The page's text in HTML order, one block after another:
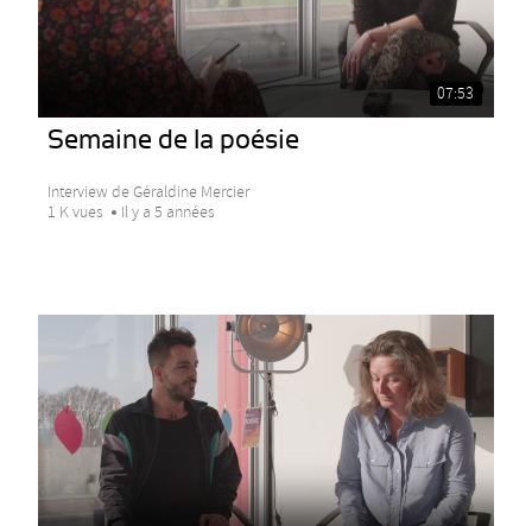
07:53
Semaine de la poésie
Interview de Géraldine Mercier
1 K vues
Il y a 5 années